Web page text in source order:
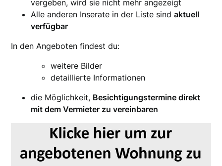
vergeben, wird sie nicht mehr angezeigt
Alle anderen Inserate in der Liste sindaktuell
verfügbar
In den Angeboten findest du:
weitere Bilder
detaillierte Informationen
die Möglichkeit, Besichtigungstermine direkt
mit dem Vermieter zu vereinbaren